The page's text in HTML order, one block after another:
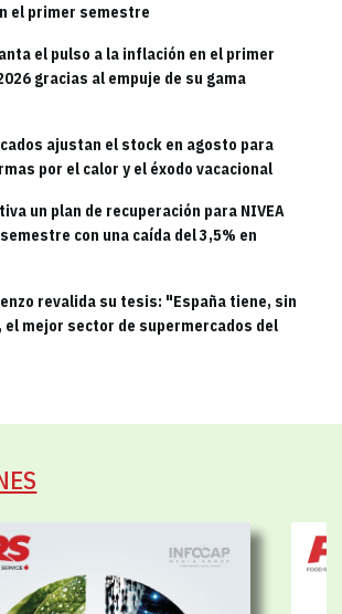
el primer semestre
el pulso a la inflación en el primer
gracias al empuje de su gama
ajustan el stock en agosto para
por el calor y el éxodo vacacional
un plan de recuperación para NIVEA
con una caída del 3,5% en
revalida su tesis: "España tiene, sin
el mejor sector de supermercados del